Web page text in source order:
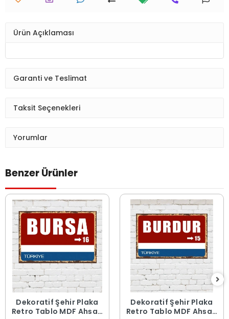
Ürün Açıklaması
Garanti ve Teslimat
Taksit Seçenekleri
Yorumlar
Benzer Ürünler
Dekoratif Şehir Plaka
Retro Tablo MDF Ahşap
Dekoratif Şehir Plaka
Retro Tablo MDF Ahşap